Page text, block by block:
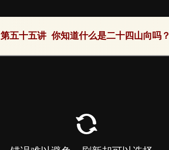
第五十五讲 你知道什么是二十四山向吗？